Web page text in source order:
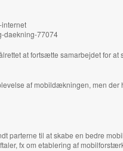
daekning-77074
at fortsætte samarbejdet for
af mobildækningen, men
parterne til at skabe en bedre
fx om etablering af